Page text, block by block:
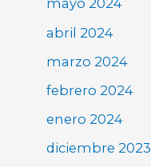
mayo 2024
abril 2024
marzo 2024
febrero 2024
enero 2024
diciembre 2023